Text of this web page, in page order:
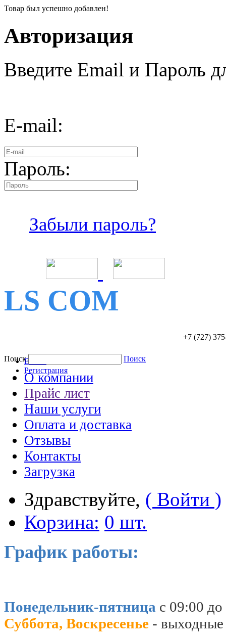
Товар был успешно добавлен!
Авторизация
Введите Email и Пароль
E-mail:
Пароль:
Забыли пароль?
LS COM
+7 (727)
Войти
Регистрация
Поиск Поиск
О компании
Прайс лист
Наши услуги
Оплата и доставка
Отзывы
Контакты
Загрузка
Здравствуйте, ( Войти )
Корзина: 0 шт.
График работы:
Понедельник-пятница с 09:00
Суббота, Воскресенье - выходные